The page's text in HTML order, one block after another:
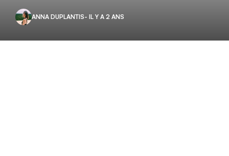
ANNA DUPLANTIS- IL Y A 2 ANS